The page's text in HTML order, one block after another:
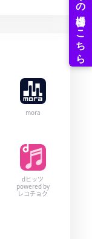
mora
dヒッツ
powered by
レコチョク